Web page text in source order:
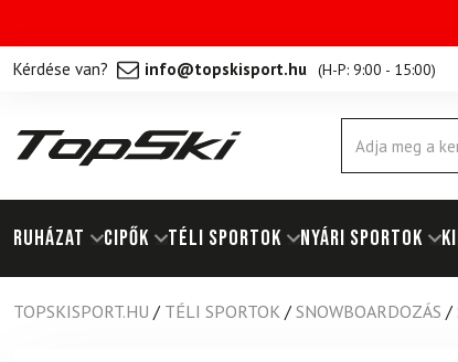
Kérdése van? info@topskisport.hu (H-P: 9:00 - 15:00)
Products
search
RUHÁZAT Cipők TÉLI SPORTOK NYÁRI SPORTOK
TOPSKISPORT.HU / TÉLI SPORTOK / SNOWBOARDOZÁS /